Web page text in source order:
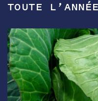
TOUTE L’ANNÉE